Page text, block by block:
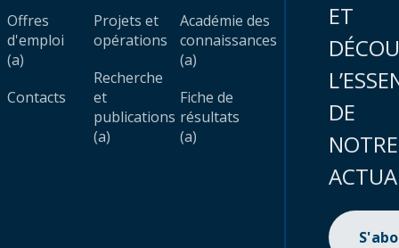
Offres
d'emploi
(a)
Contacts
Projets et
opérations
Recherche
et
publications
(a)
Académie des
connaissances
(a)
Fiche de
résultats
(a)
ET
DE
NOTRE